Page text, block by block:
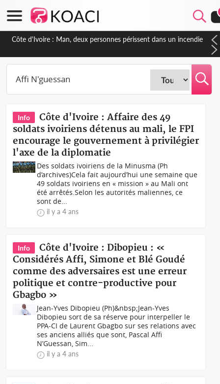
Côte d'Ivoire : Séileu, la célébration de la fête nationale
dépigmentants dangereux
Info
Côte d'Ivoire : Affaire des 49
soldats ivoiriens détenus au mali, le FPI
encourage le gouvernement à privilégier
l'axe de la diplomatie
Des soldats ivoiriens de la Minusma (Ph
d’archives)Cela fait aujourd’hui une semaine que
49 soldats ivoiriens en « mission » au Mali ont
été arrêtés.Selon les autorités maliennes, ce
sont de...
il y a 4 ans
Info
Côte d'Ivoire : Dibopieu : «
Considérés Affi, Simone et Blé Goudé
comme des adversaires est une erreur
politique et contre-productive pour
Gbagbo »
Jean-Yves Dibopieu (Ph)&nbsp;Jean-Yves
Dibopieu sort de sa réserve pour interpeller le
PPA-CI de Laurent Gbagbo sur ses relations avec
ses anciens alliés que sont, Pascal Affi
N’Guessan, Sim...
il y a 4 ans